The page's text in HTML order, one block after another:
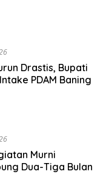
Drastis, Bupati
PDAM Baning
Murni
Dua-Tiga Bulan